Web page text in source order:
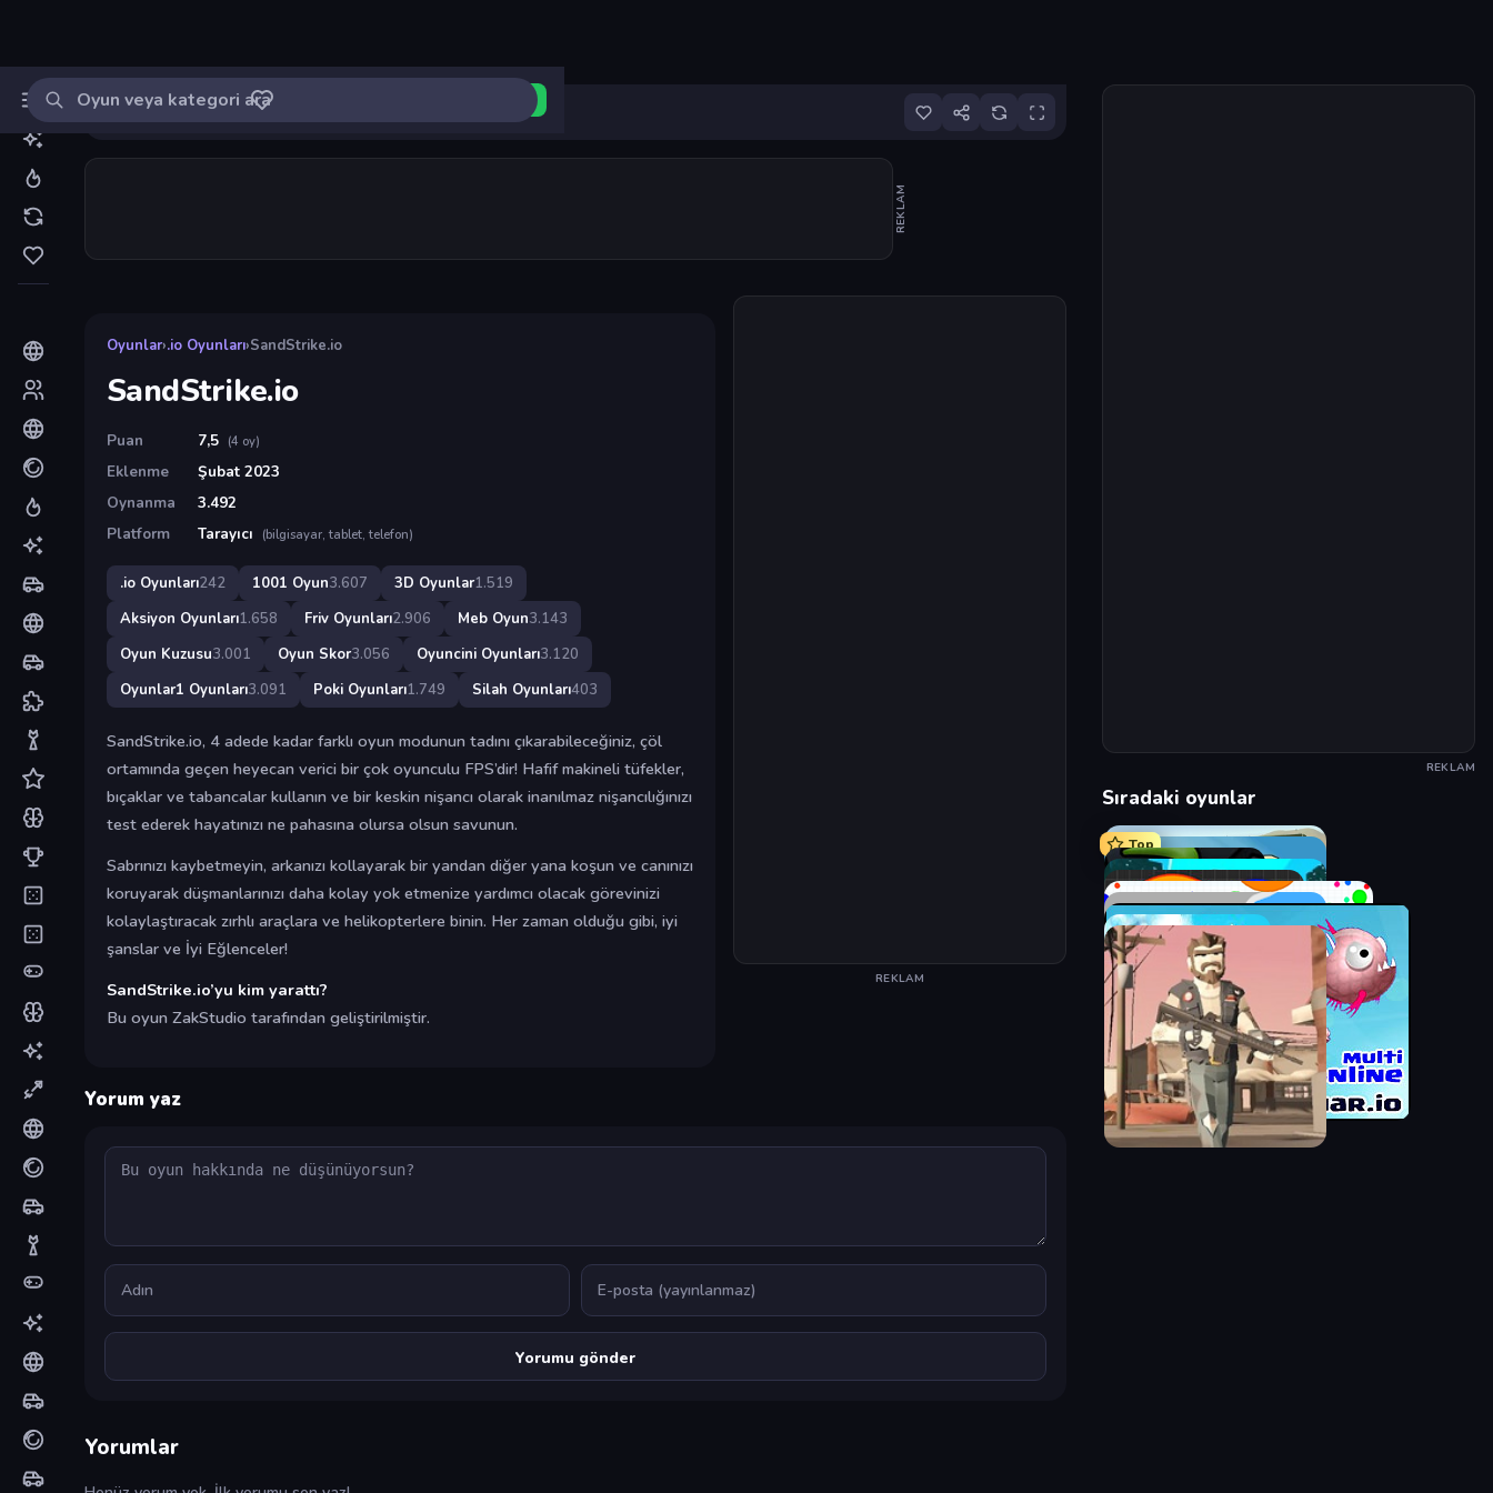
MinikOyuncu
Oyun ara
Oyunu başlat
SandStrike.io
REKLAM
REKLAM
Sıradaki oyunlar
Top
Oyunlar›.io Oyunları›SandStrike.io
SandStrike.io
Puan 7,5 (4 oy)
Eklenme
Şubat 2023
Oynanma
3.492
Platform
Tarayıcı (bilgisayar, tablet, telefon)
.io Oyunları242 1001 Oyun3.607 3D Oyunlar1.519
Aksiyon Oyunları1.658 Friv Oyunları2.906 Meb Oyun3.143
Oyun Kuzusu3.001 Oyun Skor3.056 Oyuncini Oyunları3.120
Oyunlar1 Oyunları3.091 Poki Oyunları1.749 Silah Oyunları403
SandStrike.io, 4 adede kadar farklı oyun modunun tadını çıkarabileceğiniz, çöl
ortamında geçen heyecan verici bir çok oyunculu FPS’dir! Hafif makineli tüfekler,
bıçaklar ve tabancalar kullanın ve bir keskin nişancı olarak inanılmaz nişancılığınızı
test ederek hayatınızı ne pahasına olursa olsun savunun.
Sabrınızı kaybetmeyin, arkanızı kollayarak bir yandan diğer yana koşun ve canınızı
koruyarak düşmanlarınızı daha kolay yok etmenize yardımcı olacak görevinizi
kolaylaştıracak zırhlı araçlara ve helikopterlere binin. Her zaman olduğu gibi, iyi
şanslar ve İyi Eğlenceler!
SandStrike.io’yu kim yarattı?
Bu oyun ZakStudio tarafından geliştirilmiştir.
REKLAM
Yorum yaz
Yorum
Ad E-posta
Yorumlar